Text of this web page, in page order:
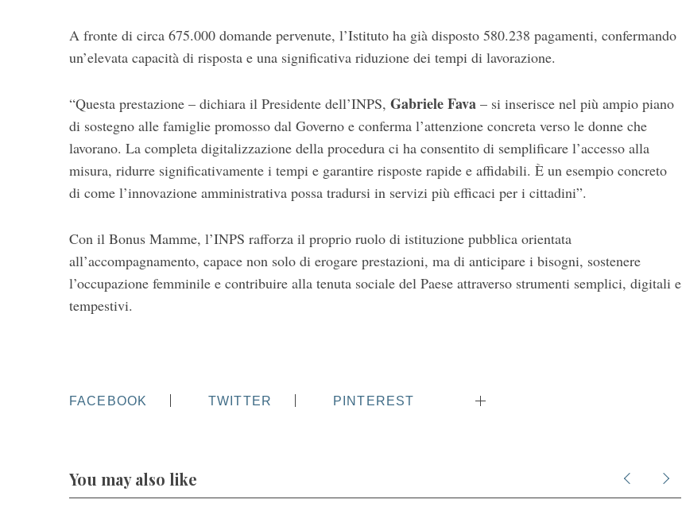
A fronte di circa 675.000 domande pervenute, l’Istituto ha già disposto 580.238 pagamenti, confermando
un’elevata capacità di risposta e una significativa riduzione dei tempi di lavorazione.
“Questa prestazione – dichiara il Presidente dell’INPS, Gabriele Fava – si inserisce nel più ampio piano
di sostegno alle famiglie promosso dal Governo e conferma l’attenzione concreta verso le donne che
lavorano. La completa digitalizzazione della procedura ci ha consentito di semplificare l’accesso alla
misura, ridurre significativamente i tempi e garantire risposte rapide e affidabili. È un esempio concreto
di come l’innovazione amministrativa possa tradursi in servizi più efficaci per i cittadini”.
Con il Bonus Mamme, l’INPS rafforza il proprio ruolo di istituzione pubblica orientata
all’accompagnamento, capace non solo di erogare prestazioni, ma di anticipare i bisogni, sostenere
l’occupazione femminile e contribuire alla tenuta sociale del Paese attraverso strumenti semplici, digitali e
tempestivi.
FACEBOOK TWITTER PINTEREST
You may also like
h
f
: